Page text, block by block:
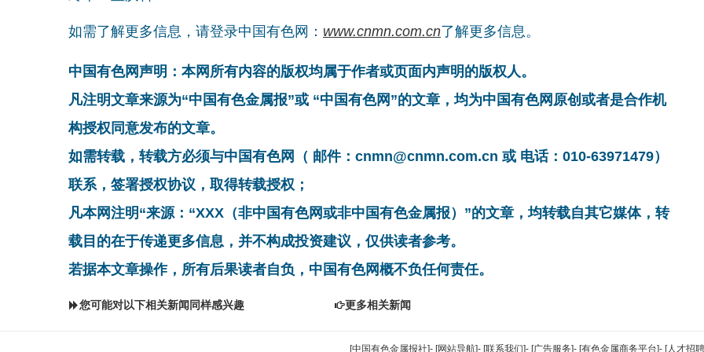
如需了解更多信息，请登录中国有色网： www.cnmn.com.cn了解更多信息。
中国有色网声明：本网所有内容的版权均属于作者或页面内声明的版权人。
凡注明文章来源为“中国有色金属报”或 “中国有色网”的文章，均为中国有色网原创或者是合作机
构授权同意发布的文章。
如需转载，转载方必须与中国有色网（ 邮件：cnmn@cnmn.com.cn 或 电话：010-63971479）
联系，签署授权协议，取得转载授权；
凡本网注明“来源：“XXX（非中国有色网或非中国有色金属报）”的文章，均转载自其它媒体，转
载目的在于传递更多信息，并不构成投资建议，仅供读者参考。
若据本文章操作，所有后果读者自负，中国有色网概不负任何责任。
您可能对以下相关新闻同样感兴趣 更多相关新闻
[中国有色金属报社]- [网站导航]- [联系我们]- [广告服务]- [有色金属商务平台]- [人才招